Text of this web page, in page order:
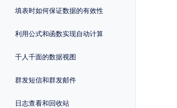
填表时如何保证数据的有效性
利用公式和函数实现自动计算
千人千面的数据视图
群发短信和群发邮件
日志查看和回收站